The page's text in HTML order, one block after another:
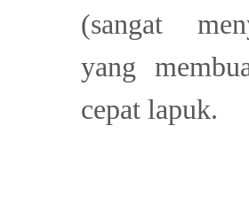
(sangat
yang
cepat lapuk.